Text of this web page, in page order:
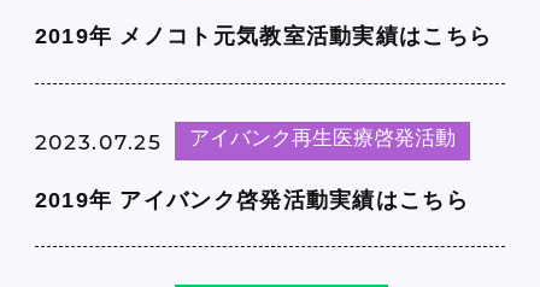
2019年 メノコト元気教室活動実績はこちら
2023.07.25 アイバンク再生医療啓発活動
2019年 アイバンク啓発活動実績はこちら